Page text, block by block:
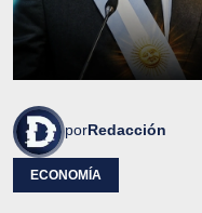
porRedacción
ECONOMÍA